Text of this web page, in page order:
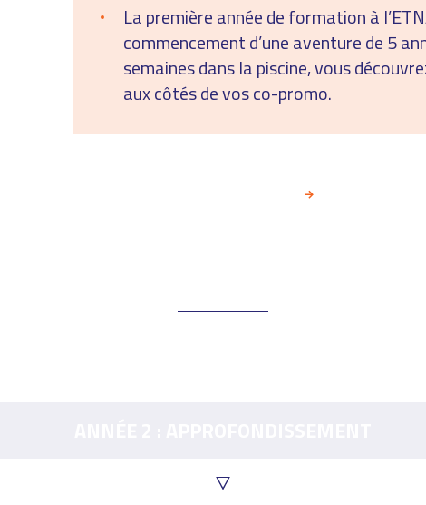
La première année de formation à
commencement d’une aventure de 5
semaines dans la piscine, vous
aux côtés de vos co-promo.